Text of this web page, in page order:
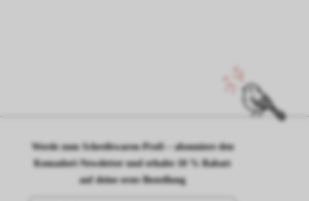
Werde zum Schreibwaren-Profi – abonniere den
Komadori-Newsletter und erhalte 10 % Rabatt
auf deine erste Bestellung